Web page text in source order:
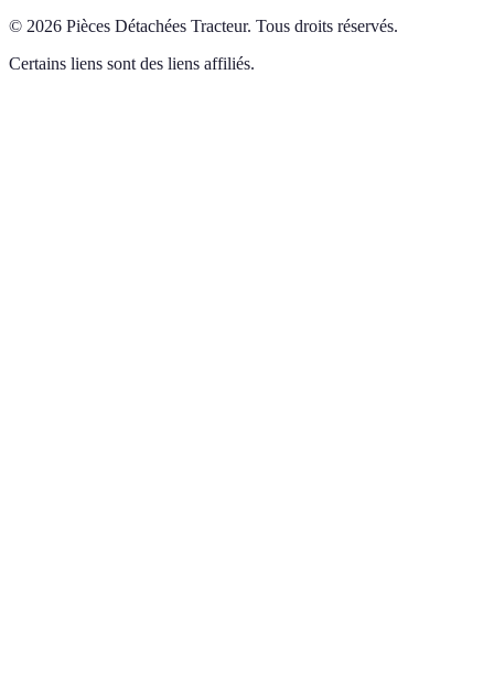
© 2026 Pièces Détachées Tracteur. Tous droits réservés.
Certains liens sont des liens affiliés.